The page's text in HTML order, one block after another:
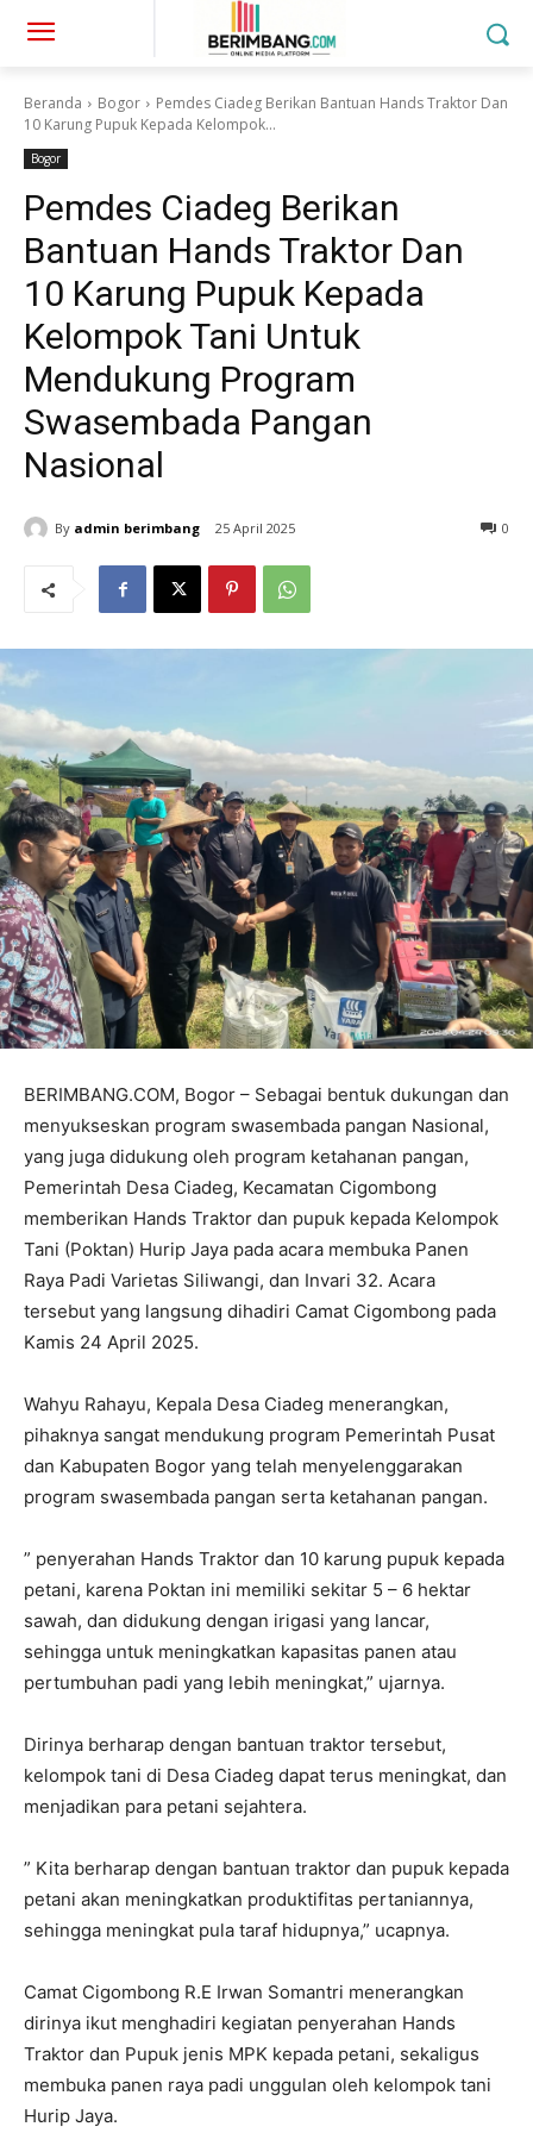
Beranda Bogor
Pemdes Ciadeg Berikan Bantuan Hands Traktor Dan
10 Karung Pupuk Kepada Kelompok...
Bogor
Pemdes Ciadeg Berikan
Bantuan Hands Traktor Dan
10 Karung Pupuk Kepada
Kelompok Tani Untuk
Mendukung Program
Swasembada Pangan
Nasional
By admin berimbang 25 April 2025 0
BERIMBANG.COM, Bogor – Sebagai bentuk dukungan dan
menyukseskan program swasembada pangan Nasional,
yang juga didukung oleh program ketahanan pangan,
Pemerintah Desa Ciadeg, Kecamatan Cigombong
memberikan Hands Traktor dan pupuk kepada Kelompok
Tani (Poktan) Hurip Jaya pada acara membuka Panen
Raya Padi Varietas Siliwangi, dan Invari 32. Acara
tersebut yang langsung dihadiri Camat Cigombong pada
Kamis 24 April 2025.
Wahyu Rahayu, Kepala Desa Ciadeg menerangkan,
pihaknya sangat mendukung program Pemerintah Pusat
dan Kabupaten Bogor yang telah menyelenggarakan
program swasembada pangan serta ketahanan pangan.
” penyerahan Hands Traktor dan 10 karung pupuk kepada
petani, karena Poktan ini memiliki sekitar 5 – 6 hektar
sawah, dan didukung dengan irigasi yang lancar,
sehingga untuk meningkatkan kapasitas panen atau
pertumbuhan padi yang lebih meningkat,” ujarnya.
Dirinya berharap dengan bantuan traktor tersebut,
kelompok tani di Desa Ciadeg dapat terus meningkat, dan
menjadikan para petani sejahtera.
” Kita berharap dengan bantuan traktor dan pupuk kepada
petani akan meningkatkan produktifitas pertaniannya,
sehingga meningkat pula taraf hidupnya,” ucapnya.
Camat Cigombong R.E Irwan Somantri menerangkan
dirinya ikut menghadiri kegiatan penyerahan Hands
Traktor dan Pupuk jenis MPK kepada petani, sekaligus
membuka panen raya padi unggulan oleh kelompok tani
Hurip Jaya.